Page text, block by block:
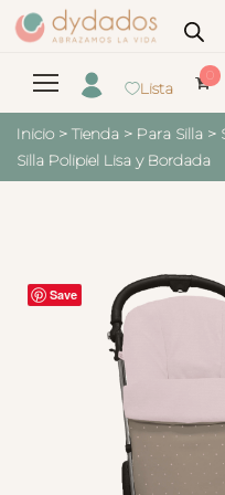
Lista
0
Inicio > Tienda > Para Silla >
Silla Polipiel Lisa y Bordada
Save